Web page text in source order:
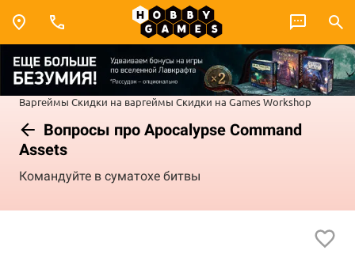
Варгеймы Скидки на варгеймы Скидки на Games Workshop
Вопросы про Apocalypse Command
Assets
Командуйте в суматохе битвы